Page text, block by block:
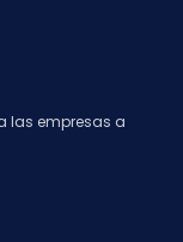
las empresas a